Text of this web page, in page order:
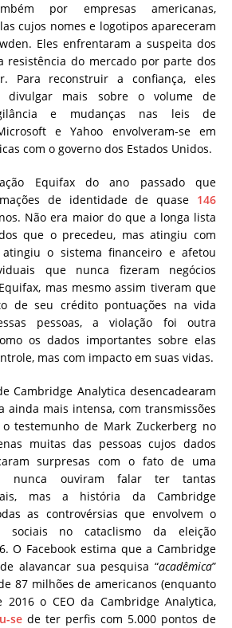
por empresas americanas,
cujos nomes e logotipos apareceram
Eles enfrentaram a suspeita dos
resistência do mercado por parte dos
Para reconstruir a confiança, eles
divulgar mais sobre o volume de
e mudanças nas leis de
e Yahoo envolveram-se em
com o governo dos Estados Unidos.
Equifax do ano passado que
de identidade de quase 146
Não era maior do que a longa lista
que o precedeu, mas atingiu com
o sistema financeiro e afetou
que nunca fizeram negócios
mas mesmo assim tiveram que
de seu crédito pontuações na vida
pessoas, a violação foi outra
os dados importantes sobre elas
mas com impacto em suas vidas.
Cambridge Analytica desencadearam
ainda mais intensa, com transmissões
testemunho de Mark Zuckerberg no
muitas das pessoas cujos dados
surpresas com o fato de uma
nunca ouviram falar ter tantas
mas a história da Cambridge
as controvérsias que envolvem o
sociais no cataclismo da eleição
O Facebook estima que a Cambridge
alavancar sua pesquisa “acadêmica”
87 milhões de americanos (enquanto
o CEO da Cambridge Analytica,
se de ter perfis com 5.000 pontos de